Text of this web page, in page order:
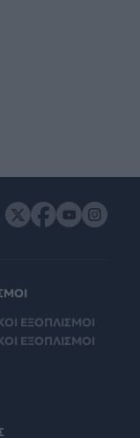
ΕΞΟΠΛΙΣΜΟΙ
ΕΞΟΠΛΙΣΜΟΙ